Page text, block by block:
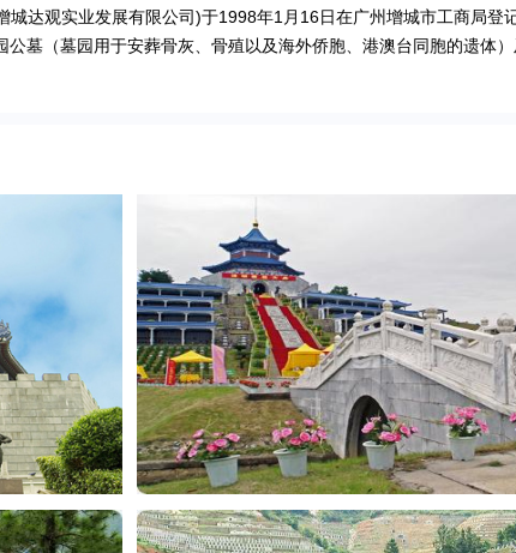
达观实业发展有限公司)于1998年1月16日在广州增城市工商局登
墓（墓园用于安葬骨灰、骨殖以及海外侨胞、港澳台同胞的遗体